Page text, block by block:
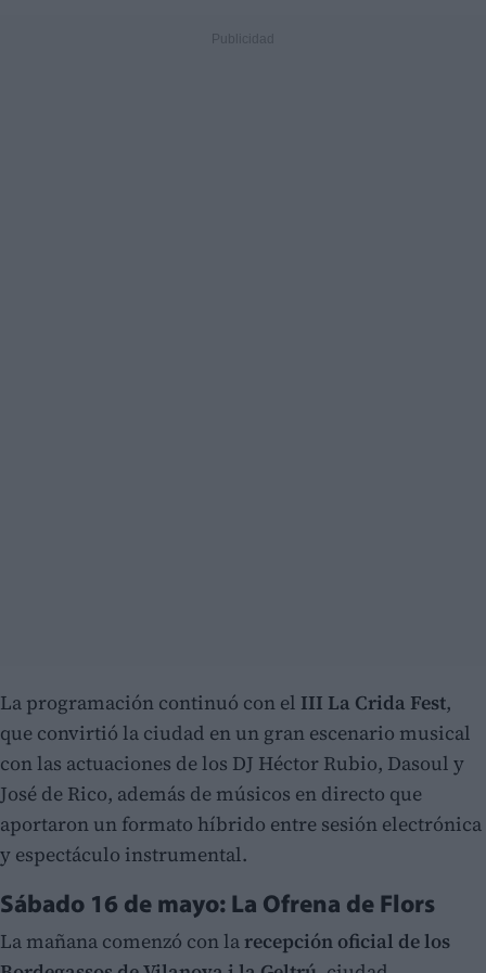
La programación continuó con el III La Crida Fest,
que convirtió la ciudad en un gran escenario musical
con las actuaciones de los DJ Héctor Rubio, Dasoul y
José de Rico, además de músicos en directo que
aportaron un formato híbrido entre sesión electrónica
y espectáculo instrumental.
Sábado 16 de mayo: La Ofrena de Flors
La mañana comenzó con larecepción oficial de los